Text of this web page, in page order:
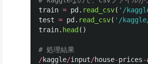
train = pd . read_csv( ' /
test = pd . read_csv( ' /
train. head ()
/kaggle/input/house-prices-